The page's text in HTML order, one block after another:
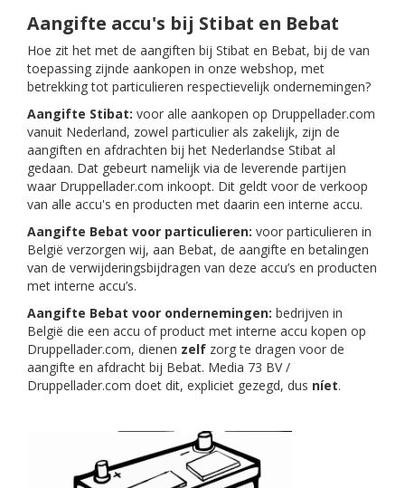
Aangifte accu's bij Stibat en Bebat
Hoe zit het met de aangiften bij Stibat en Bebat, bij de van
toepassing zijnde aankopen in onze webshop, met
betrekking tot particulieren respectievelijk ondernemingen?
Aangifte Stibat: voor alle aankopen op Druppellader.com
vanuit Nederland, zowel particulier als zakelijk, zijn de
aangiften en afdrachten bij het Nederlandse Stibat al
gedaan. Dat gebeurt namelijk via de leverende partijen
waar Druppellader.com inkoopt. Dit geldt voor de verkoop
van alle accu's en producten met daarin een interne accu.
Aangifte Bebat voor particulieren: voor particulieren in
België verzorgen wij, aan Bebat, de aangifte en betalingen
van de verwijderingsbijdragen van deze accu’s en producten
met interne accu’s.
Aangifte Bebat voor ondernemingen: bedrijven in
België die een accu of product met interne accu kopen op
Druppellader.com, dienen zelf zorg te dragen voor de
aangifte en afdracht bij Bebat. Media 73 BV /
Druppellader.com doet dit, expliciet gezegd, dus níet.